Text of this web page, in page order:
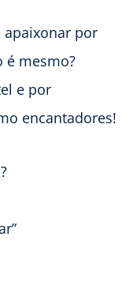
apaixonar por
é mesmo?
e por
encantadores!